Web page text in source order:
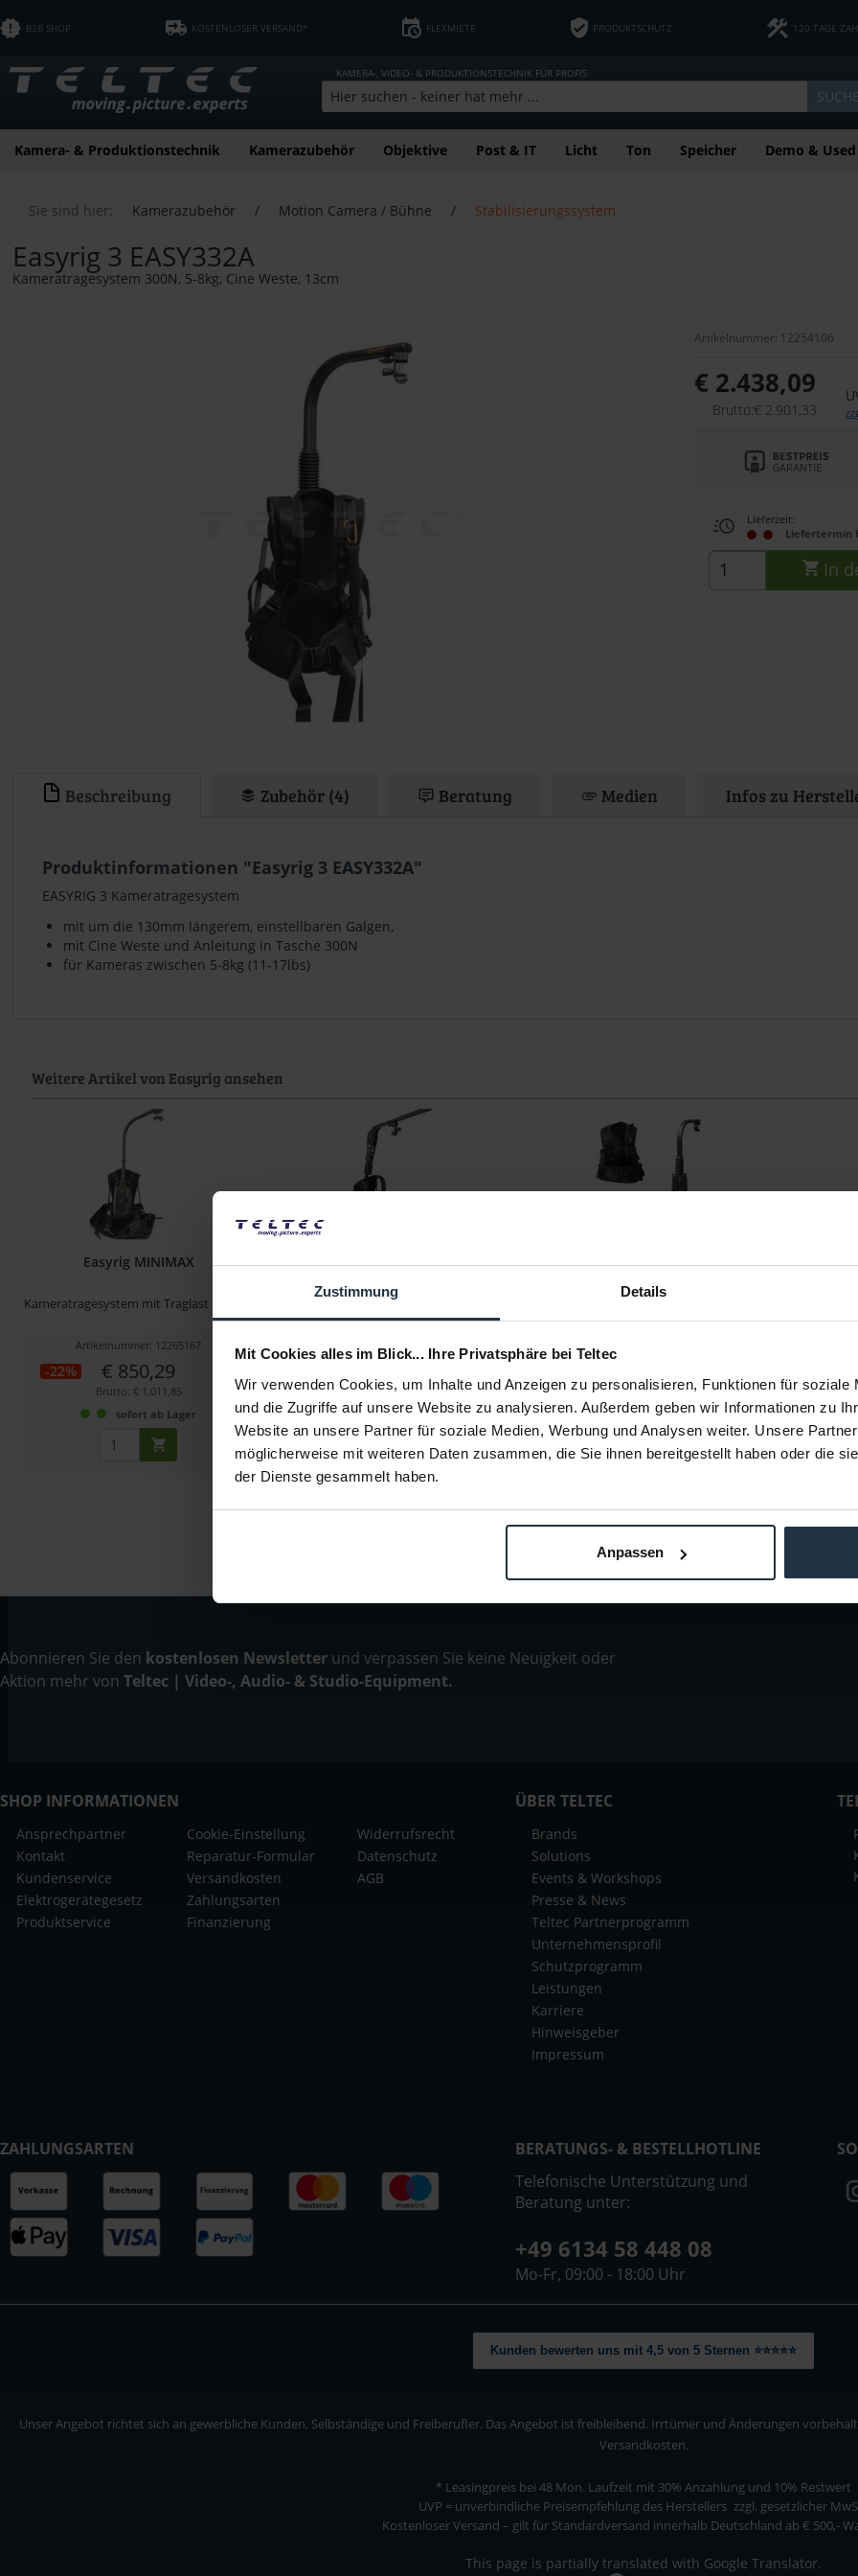
Zustimmung Details
Mit Cookies alles im Blick... Ihre Privatsphäre bei Teltec
Wir verwenden Cookies, um Inhalte und Anzeigen zu personalisieren, Funktionen für soziale
und die Zugriffe auf unsere Website zu analysieren. Außerdem geben wir Informationen zu
Website an unsere Partner für soziale Medien, Werbung und Analysen weiter. Unsere
möglicherweise mit weiteren Daten zusammen, die Sie ihnen bereitgestellt haben oder die
der Dienste gesammelt haben.
Anpassen
B2B SHOP KOSTENLOSER VERSAND* FLEXMIETE PRODUKTSCHUTZ 120 TAGE
KAMERA-, VIDEO- & PRODUKTIONSTECHNIK FÜR PROFIS
Kamera- & Produktionstechnik Kamerazubehör Objektive Post & IT Licht Ton Speicher Demo & Used
Sie sind hier: Kamerazubehör / Motion Camera / Bühne / Stabilisierungssystem
Easyrig 3 EASY332A
Kameratragesystem 300N, 5-8kg, Cine Weste, 13cm
Artikelnummer: 12254106
€ 2.438,09
Brutto:€ 2.901,33
Lieferzeit:
Liefertermin
In
Beschreibung Zubehör (4) Beratung Medien Infos zu
Produktinformationen "Easyrig 3 EASY332A"
EASYRIG 3 Kameratragesystem
mit um die 130mm längerem, einstellbaren Galgen,
mit Cine Weste und Anleitung in Tasche 300N
für Kameras zwischen 5-8kg (11-17lbs)
Weitere Artikel von Easyrig ansehen
Easyrig MINIMAX
Kameratragesystem mit Traglast bis 7 kg
Artikelnummer: 12265167
-22% € 850,29
Brutto: € 1.011,85
sofort ab Lager
Easyrig Minimax mit STABIL Light
Kameratragesystem mit einer von
Traglast 2 - 7 kg
Brutto: € 2.198,76
Liefertermin bitte anfragen
Easyrig 5 Vario EASY-VG582B
Gimbal-Weste
Brutto: € 4.204,27
Liefertermin bitte anfragen
Easyrig
Abonnieren Sie den kostenlosen Newsletter und verpassen Sie keine Neuigkeit oder
Aktion mehr von Teltec | Video-, Audio- & Studio-Equipment.
SHOP INFORMATIONEN
Ansprechpartner
Kontakt
Kundenservice
Elektrogerätegesetz
Produktservice
Cookie-Einstellung
Reparatur-Formular
Versandkosten
Zahlungsarten
Finanzierung
Widerrufsrecht
Datenschutz
AGB
ÜBER TELTEC
Brands
Solutions
Events & Workshops
Presse & News
Teltec Partnerprogramm
Unternehmensprofil
Schutzprogramm
Leistungen
Karriere
Hinweisgeber
Impressum
ZAHLUNGSARTEN
BERATUNGS- & BESTELLHOTLINE
Telefonische Unterstützung und
Beratung unter:
+49 6134 58 448 08
Mo-Fr, 09:00 - 18:00 Uhr
Kunden bewerten uns mit 4,5 von 5 Sternen ⭐⭐⭐⭐⭐
Unser Angebot richtet sich an gewerbliche Kunden, Selbständige und Freiberufler. Das Angebot ist freibleibend. Irrtümer und Änderungen
Versandkosten.
* Leasingpreis bei 48 Mon. Laufzeit mit 30% Anzahlung und 10% Restwert
UVP = unverbindliche Preisempfehlung des Herstellers zzgl. gesetzlicher
Kostenloser Versand – gilt für Standardversand innerhalb Deutschland ab € 500,-
This page is partially translated with Google Translator.